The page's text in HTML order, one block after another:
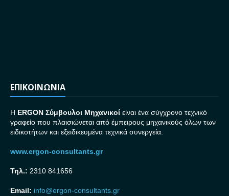
ΕΠΙΚΟΙΝΩΝΙΑ
H ERGON Σύμβουλοι Μηχανικοί είναι ένα σύγχρονο τεχνικό
γραφείο που πλαισιώνεται από έμπειρους μηχανικούς όλων των
ειδικοτήτων και εξειδικευμένα τεχνικά συνεργεία.
www.ergon-consultants.gr
Τηλ.: 2310 841656
Email: info@ergon-consultants.gr